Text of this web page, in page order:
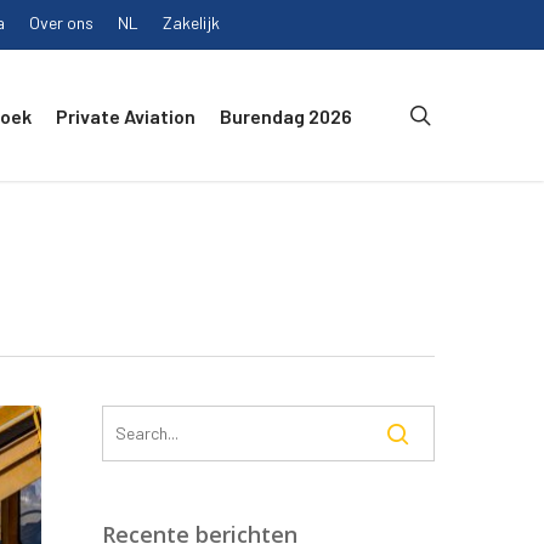
Over ons NL Zakelijk
Private Aviation Burendag 2026
Recente berichten